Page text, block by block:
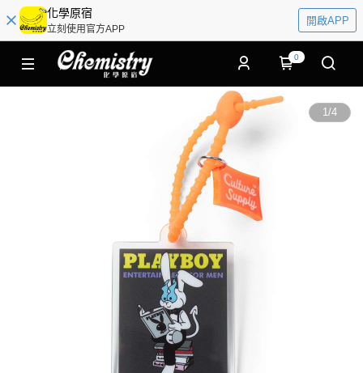
化學原宿
立刻使用官方APP
開啟APP
0
1/4